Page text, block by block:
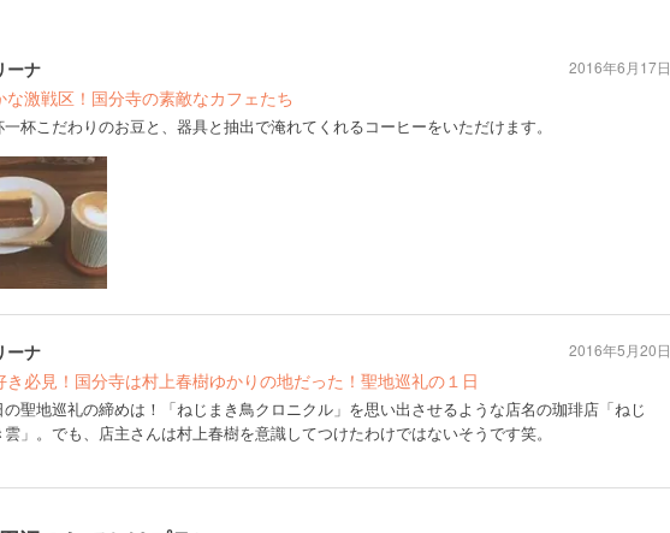
ーナ
な激戦区！国分寺の素敵なカフェたち
一杯こだわりのお豆と、器具と抽出で淹れてくれるコーヒーをいただけます。
2016年6月17日
ーナ
き必見！国分寺は村上春樹ゆかりの地だった！聖地巡礼の１日
の聖地巡礼の締めは！「ねじまき鳥クロニクル」を思い出させるような店名の珈琲店「ねじ
雲」。でも、店主さんは村上春樹を意識してつけたわけではないそうです笑。
2016年5月20日